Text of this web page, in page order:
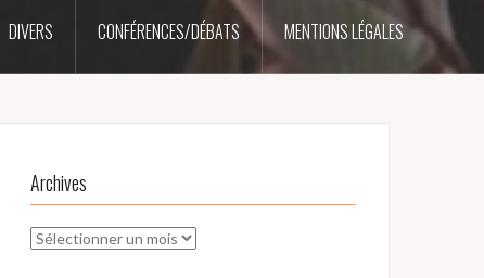
DIVERS CONFÉRENCES/DÉBATS MENTIONS LÉGALES
Archives
Archives